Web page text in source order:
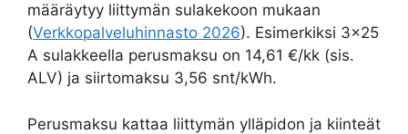
määräytyy liittymän sulakekoon mukaan
(Verkkopalveluhinnasto 2026). Esimerkiksi 3×25
A sulakkeella perusmaksu on 14,61 €/kk (sis.
ALV) ja siirtomaksu 3,56 snt/kWh.
Perusmaksu kattaa liittymän ylläpidon ja kiinteät